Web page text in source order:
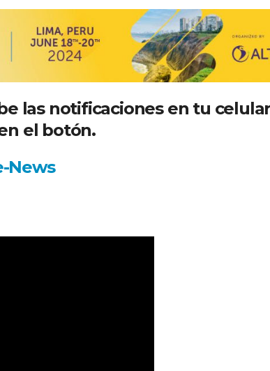
las notificaciones en tu
el botón.